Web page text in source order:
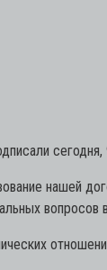
нашей